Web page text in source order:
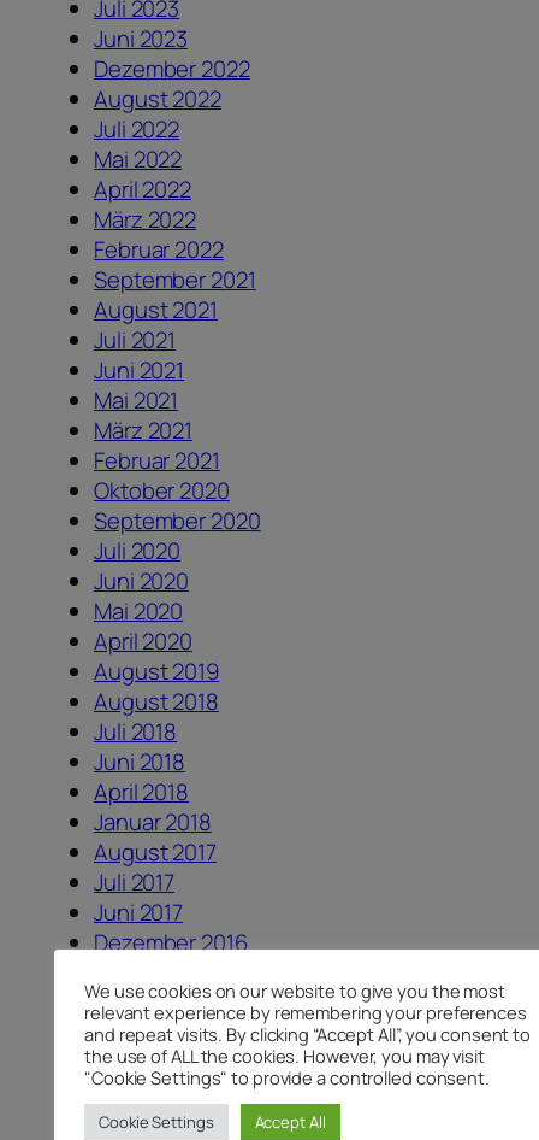
Juli 2023
Juni 2023
Dezember 2022
August 2022
Juli 2022
Mai 2022
April 2022
März 2022
Februar 2022
September 2021
August 2021
Juli 2021
Juni 2021
Mai 2021
März 2021
Februar 2021
Oktober 2020
September 2020
Juli 2020
Juni 2020
Mai 2020
April 2020
August 2019
August 2018
Juli 2018
Juni 2018
April 2018
Januar 2018
August 2017
Juli 2017
Juni 2017
Dezember 2016
Juni 2016
Mai 2016
April 2016
Februar 2016
November 2015
We use cookies on our website to give you the most
relevant experience by remembering your preferences
and repeat visits. By clicking “Accept All”, you consent to
the use of ALL the cookies. However, you may visit
"Cookie Settings" to provide a controlled consent.
Cookie Settings Accept All